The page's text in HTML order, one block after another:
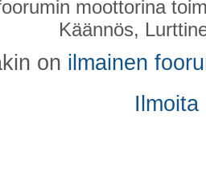
moottorina
Käännös,
on ilmainen